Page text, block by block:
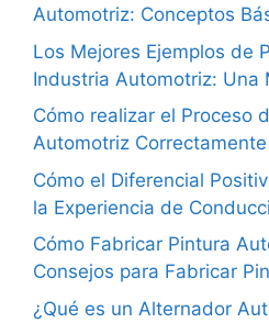
Automotriz: Conceptos
Los Mejores Ejemplos de
Industria Automotriz: Una
Cómo realizar el Proceso
Automotriz Correctamente
Cómo el Diferencial
la Experiencia de
Cómo Fabricar Pintura
Consejos para Fabricar
¿Qué es un Alternador